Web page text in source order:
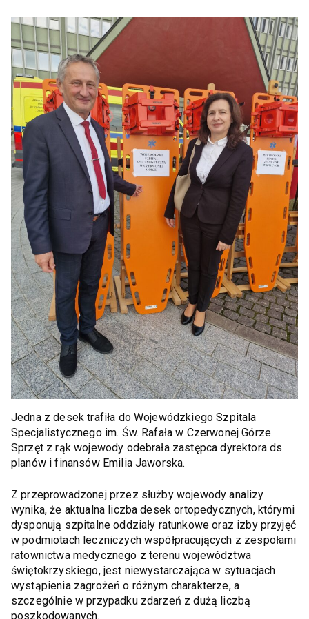
Jedna z desek trafiła do Wojewódzkiego Szpitala
Specjalistycznego im. Św. Rafała w Czerwonej Górze.
Sprzęt z rąk wojewody odebrała zastępca dyrektora ds.
planów i finansów Emilia Jaworska.
Z przeprowadzonej przez służby wojewody analizy
wynika, że aktualna liczba desek ortopedycznych, którymi
dysponują szpitalne oddziały ratunkowe oraz izby przyjęć
w podmiotach leczniczych współpracujących z zespołami
ratownictwa medycznego z terenu województwa
świętokrzyskiego, jest niewystarczająca w sytuacjach
wystąpienia zagrożeń o różnym charakterze, a
szczególnie w przypadku zdarzeń z dużą liczbą
poszkodowanych.